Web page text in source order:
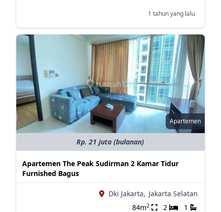
1 tahun yang lalu
Apartemen
Rp. 21 juta (bulanan)
Apartemen The Peak Sudirman 2 Kamar Tidur
Furnished Bagus
Dki Jakarta, Jakarta Selatan
84m2 2 1